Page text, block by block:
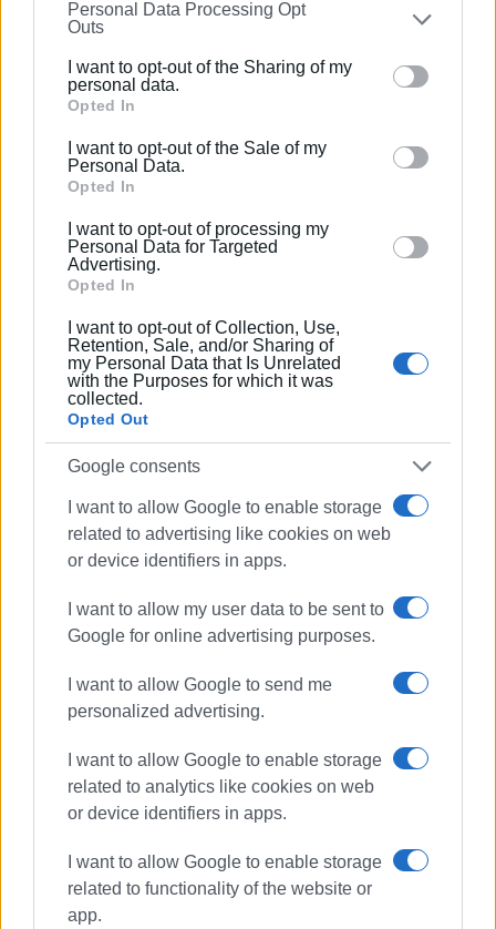
on theIAB’s List of Downstream Participants
that may
further disclose it to other third parties.
Please note that this website/app uses one or more
Google services and may gather and store information
behaviour. You may click to grant or deny consent to
Google and its third-party tags to use your data for
section.
Personal Data Processing Opt
Outs
I want to opt-out of the Sharing of my
personal data.
Opted In
I want to opt-out of the Sale of my
Personal Data.
Opted In
I want to opt-out of processing my
Personal Data for Targeted
Advertising.
Opted In
I want to opt-out of Collection, Use,
Retention, Sale, and/or Sharing of
my Personal Data that Is Unrelated
with the Purposes for which it was
collected.
Opted Out
Google consents
I want to allow Google to enable storage
related to advertising like cookies on web
or device identifiers in apps.
I want to allow my user data to be sent to
Google for online advertising purposes.
I want to allow Google to send me
personalized advertising.
I want to allow Google to enable storage
related to analytics like cookies on web
or device identifiers in apps.
I want to allow Google to enable storage
related to functionality of the website or
app.
οικονομία να διατηρήσει τη δυναμικότητά της και να
Σήμερα περισσότερο από ποτέ είναι ανάγκη η
κυβέρνηση να επανεξετάσει την πολιτική της έναντι
οποία μέχρι σήμερα περιορίζει την ανάπτυξη τους,
αποθαρρύνει τις επενδύσεις και οδηγεί, τελικά, στη
Εμφανίσεις: 72
Ακολουθήστε το enimerosi στο